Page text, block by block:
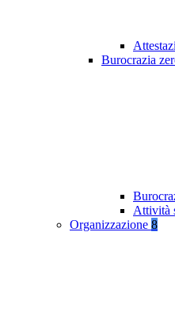
Burocrazia
Attività
Organizzazione 8